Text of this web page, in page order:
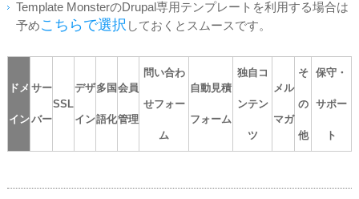
Template MonsterのDrupal専用テンプレートを利用する場合は
予めこちらで選択 しておくとスムースです。
ドメ
イン
サー
バー
SSL
デザ
イン
多国
語化
会員
管理
問い合わ
せフォー
ム
自動見積
フォーム
独自コ
ンテン
ツ
メル
マガ
そ
の
他
保守・
サポー
ト